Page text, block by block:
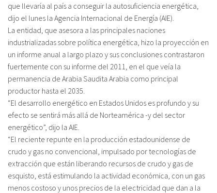
que llevaría al país a conseguir la autosuficiencia energética,
dijo el lunes la Agencia Internacional de Energía (AIE).
La entidad, que asesora a las principales naciones
industrializadas sobre política energética, hizo la proyección en
un informe anual a largo plazo y sus conclusiones contrastaron
fuertemente con su informe del 2011, en el que veía la
permanencia de Arabia Saudita Arabia como principal
productor hasta el 2035.
“El desarrollo energético en Estados Unidos es profundo y su
efecto se sentirá más allá de Norteamérica -y del sector
energético”, dijo la AIE.
“El reciente repunte en la producción estadounidense de
crudo y gas no convencional, impulsado por tecnologías de
extracción que están liberando recursos de crudo y gas de
esquisto, está estimulando la actividad económica, con un gas
menos costoso y unos precios de la electricidad que dan a la